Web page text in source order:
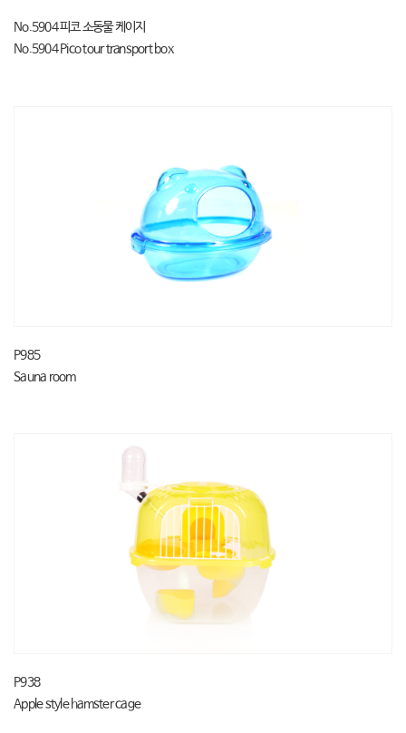
No.5904 피코 소동물 케이지
No.5904 Pico tour transport box
P985
Sauna room
P938
Apple style hamster cage